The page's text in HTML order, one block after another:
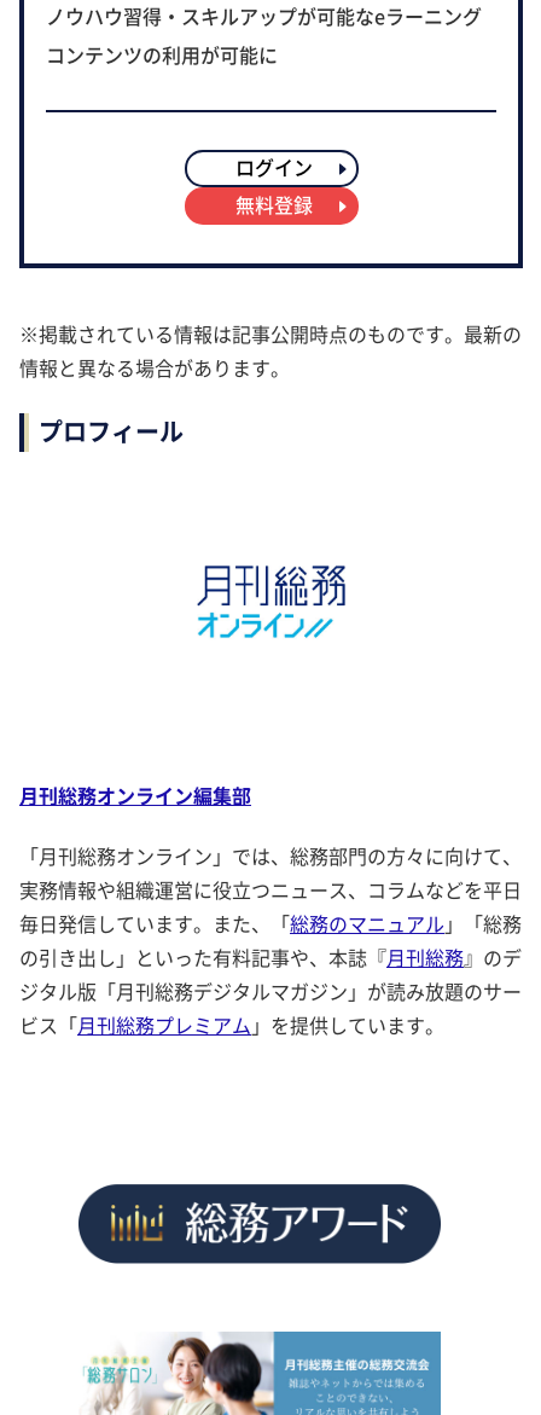
ノウハウ習得・スキルアップが可能なeラーニング
コンテンツの利用が可能に
ログイン
無料登録
※掲載されている情報は記事公開時点のものです。最新の
情報と異なる場合があります。
プロフィール
月刊総務オンライン編集部
「月刊総務オンライン」では、総務部門の方々に向けて、
実務情報や組織運営に役立つニュース、コラムなどを平日
毎日発信しています。また、「総務のマニュアル 」「総務
の引き出し」といった有料記事や、本誌『月刊総務』のデ
ジタル版「月刊総務デジタルマガジン」が読み放題のサー
ビス「月刊総務プレミアム 」を提供しています。